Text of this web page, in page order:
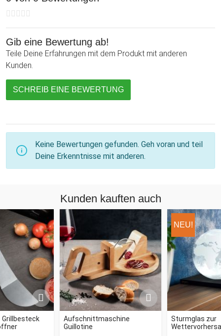
Gib eine Bewertung ab!
Teile Deine Erfahrungen mit dem Produkt mit anderen
Kunden.
SCHREIB EINE BEWERTUNG
Keine Bewertungen gefunden. Geh voran und teil
Deine Erkenntnisse mit anderen.
Kunden kauften auch
Grillbesteck
Aufschnittmaschine
Guillotine
NEU!
Sturmglas zur